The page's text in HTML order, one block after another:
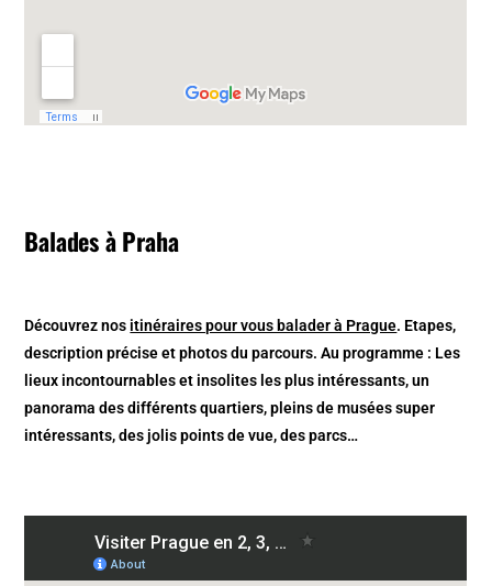
Balades à Praha
Découvrez nos itinéraires pour vous balader à Prague. Etapes,
description précise et photos du parcours. Au programme : Les
lieux incontournables et insolites les plus intéressants, un
panorama des différents quartiers, pleins de musées super
intéressants, des jolis points de vue, des parcs…